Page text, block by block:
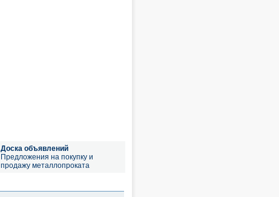
Доска объявлений
Предложения на покупку и
продажу металлопроката